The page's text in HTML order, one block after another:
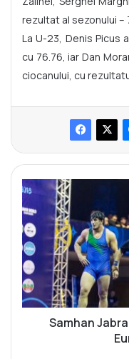
rezultat al sezonului –
La U-23, Denis Picus
cu 76.76, iar Dan
ciocanului, cu
S
a
m
h
a
n
J
a
b
Samhan